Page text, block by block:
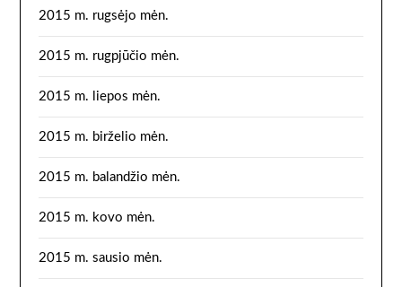
2015 m. rugsėjo mėn.
2015 m. rugpjūčio mėn.
2015 m. liepos mėn.
2015 m. birželio mėn.
2015 m. balandžio mėn.
2015 m. kovo mėn.
2015 m. sausio mėn.